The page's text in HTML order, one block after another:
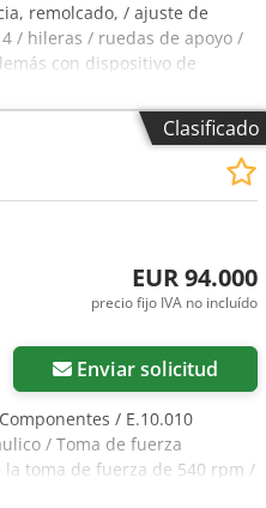
remolcado, / ajuste de
/ hileras / ruedas de apoyo /
con dispositivo de
Clasificado
EUR 94.000
precio fijo IVA no incluído
Enviar solicitud
/ E.10.010
/ Toma de fuerza
toma de fuerza de 540 rpm /
Acsrywdxsbja